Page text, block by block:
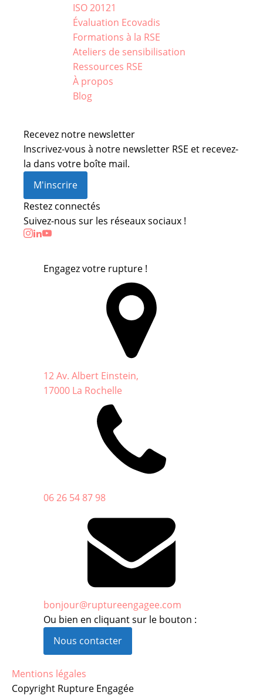
ISO 20121
Évaluation Ecovadis
Formations à la RSE
Ateliers de sensibilisation
Ressources RSE
À propos
Blog
Recevez notre newsletter
Inscrivez-vous à notre newsletter RSE et recevez-
la dans votre boîte mail.
M'inscrire
Restez connectés
Suivez-nous sur les réseaux sociaux !
Engagez votre rupture !
12 Av. Albert Einstein,
17000 La Rochelle
06 26 54 87 98
bonjour@ruptureengagee.com
Ou bien en cliquant sur le bouton :
Nous contacter
Mentions légales
Copyright Rupture Engagée